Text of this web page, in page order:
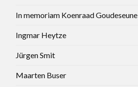
In memoriam Koenraad Goudeseune
Ingmar Heytze
Jürgen Smit
Maarten Buser